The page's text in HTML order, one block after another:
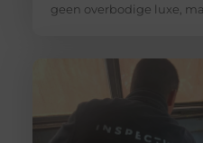
geen overbodige luxe,